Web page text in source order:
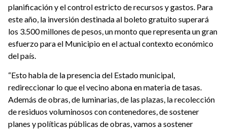
planificación y el control estricto de recursos y gastos. Para
este año, la inversión destinada al boleto gratuito superará
los 3.500 millones de pesos, un monto que representa un gran
esfuerzo para el Municipio en el actual contexto económico
del país.
“Esto habla de la presencia del Estado municipal,
redireccionar lo que el vecino abona en materia de tasas.
Además de obras, de luminarias, de las plazas, la recolección
de residuos voluminosos con contenedores, de sostener
planes y políticas públicas de obras, vamos a sostener